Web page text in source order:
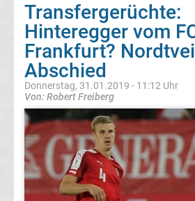
3.
Liga
DFB-
Pokal
Champions
League
Transfergerüchte:
Hinteregger vom
Frankfurt?
Abschied
Donnerstag, 31.01.2019 - 11:12 Uhr
Von: Robert Freiberg